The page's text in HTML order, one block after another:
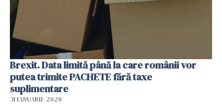
Brexit. Data limită până la care românii vor
putea trimite PACHETE fără taxe
suplimentare
31 IANUARIE 2020